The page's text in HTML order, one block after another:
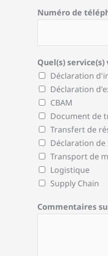
Numéro de
Quel(s)
Déclaration
Déclaration
CBAM
Document de
Transfert de
Déclaration de
Transport de
Logistique
Supply Chain
Commentaires